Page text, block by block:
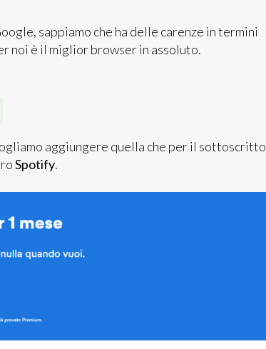
sappiamo che ha delle carenze in termini
noi è il miglior browser in assoluto.
aggiungere quella che per il sottoscritto
Spotify.